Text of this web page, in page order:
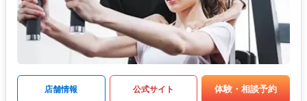
店舗情報 公式サイト 体験・相談予約